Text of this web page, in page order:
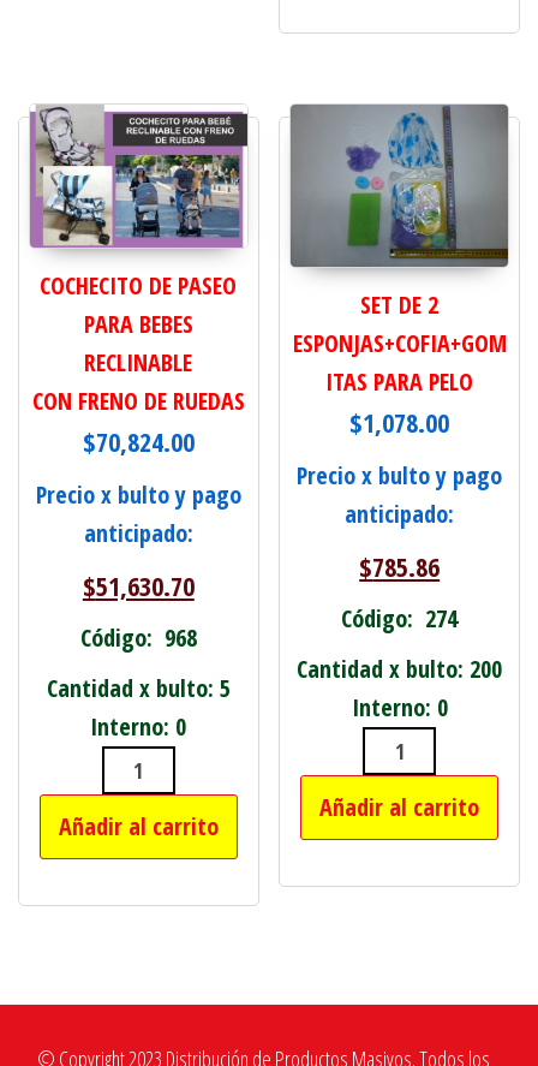
COCHECITO DE PASEO
PARA BEBES
RECLINABLE
CON FRENO DE RUEDAS
$70,824.00
Precio x bulto y pago
anticipado:
$51,630.70
Código: 968
Cantidad x bulto: 5
Interno: 0
COCHECITO DE PASEO PARA BEBES
Añadir al carrito
SET DE 2
ESPONJAS+COFIA+GOM
ITAS PARA PELO
$1,078.00
Precio x bulto y pago
anticipado:
$785.86
Código: 274
Cantidad x bulto: 200
Interno: 0
SET DE 2
Añadir al carrito
© Copyright 2023 Distribución de Productos Masivos. Todos los